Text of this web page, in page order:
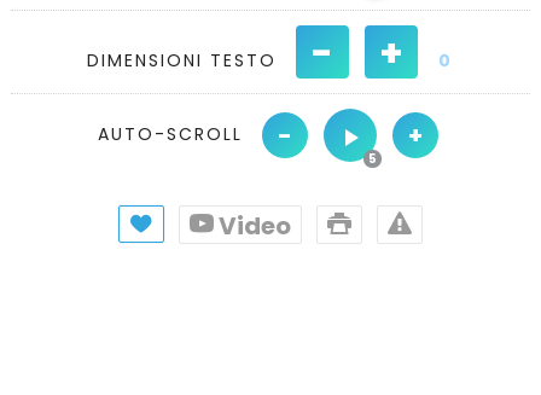
DIMENSIONI TESTO - + 0
AUTO-SCROLL - +
Video